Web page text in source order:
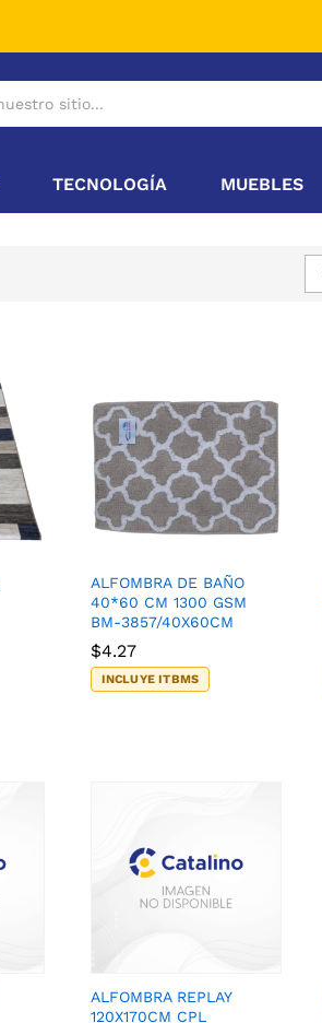
TECNOLOGÍA MUEBLES
ALFOMBRA DE BAÑO
40*60 CM 1300 GSM
BM-3857/40X60CM
$4.27
INCLUYE ITBMS
$4.27
ALFOMBRA REPLAY
120X170CM CPL